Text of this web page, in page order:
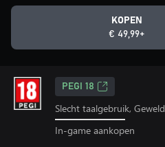
KOPEN
€ 49,99+
PEGI 18
Slecht taalgebruik, Geweld
In-game aankopen